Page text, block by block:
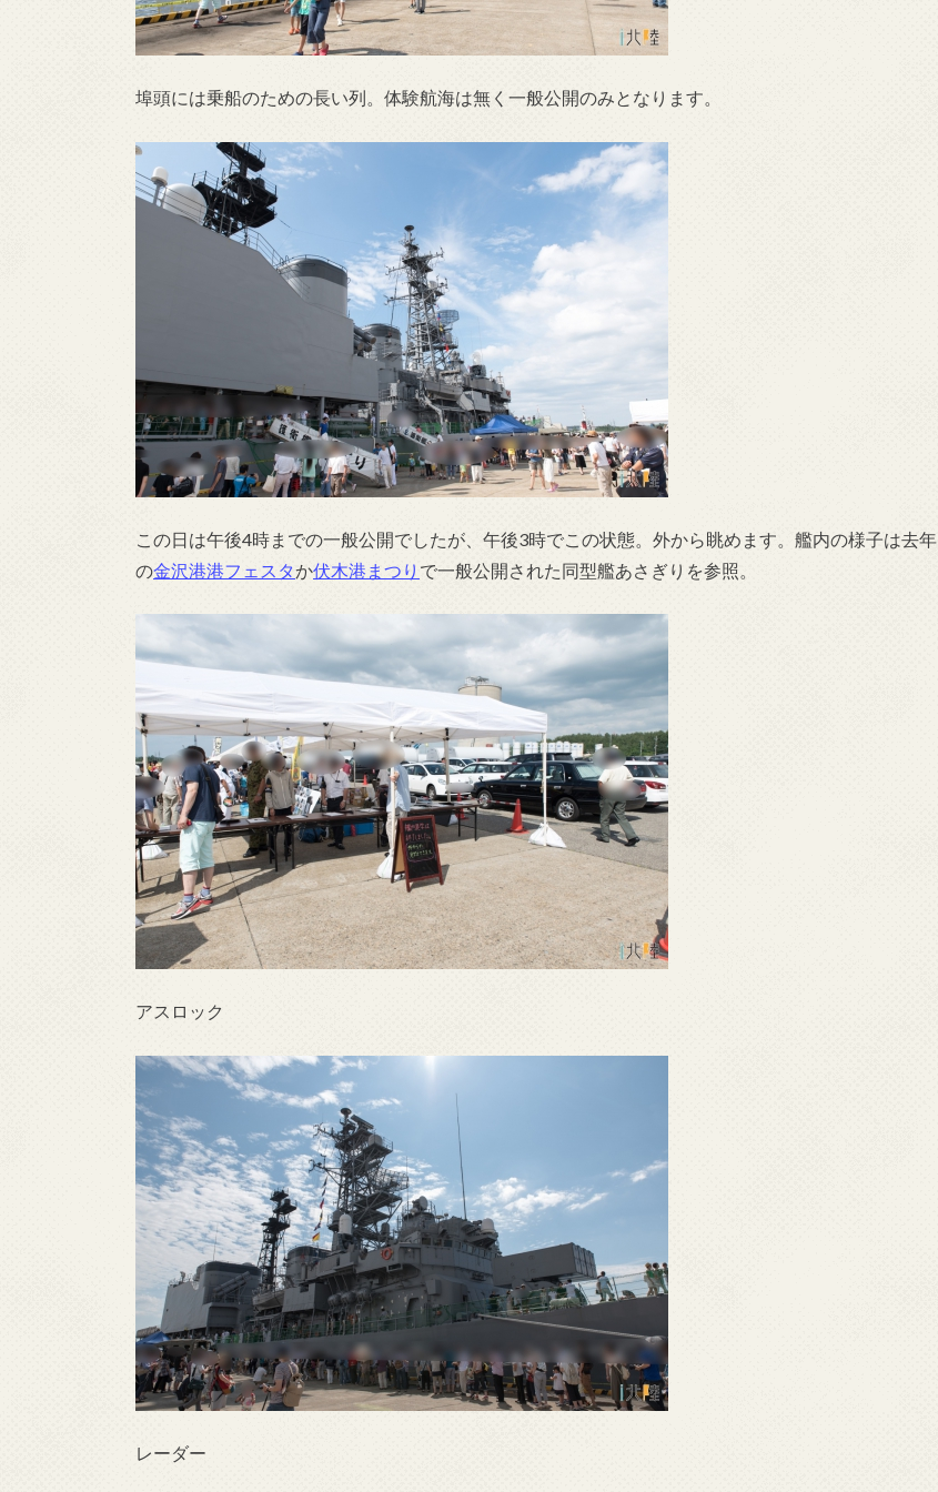
埠頭には乗船のための長い列。体験航海は無く一般公開のみとなります。
この日は午後4時までの一般公開でしたが、午後3時でこの状態。外から眺めます。艦内の様子は去年
の金沢港港フェスタか伏木港まつり で一般公開された同型艦あさぎりを参照。
アスロック
レーダー